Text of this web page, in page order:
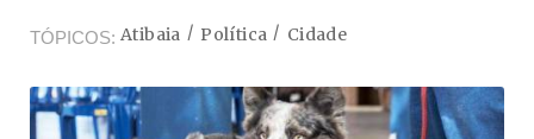
TÓPICOS Atibaia Política Cidade